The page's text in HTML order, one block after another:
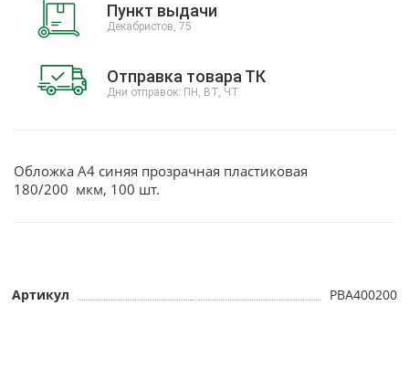
Пункт выдачи
Декабристов, 75
Отправка товара ТК
Дни отправок: ПН, ВТ, ЧТ
Обложка А4 синяя прозрачная пластиковая
180/200 мкм, 100 шт.
Артикул PBA400200